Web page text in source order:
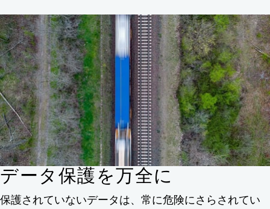
データ保護を万全に
保護されていないデータは、常に危険にさらされてい